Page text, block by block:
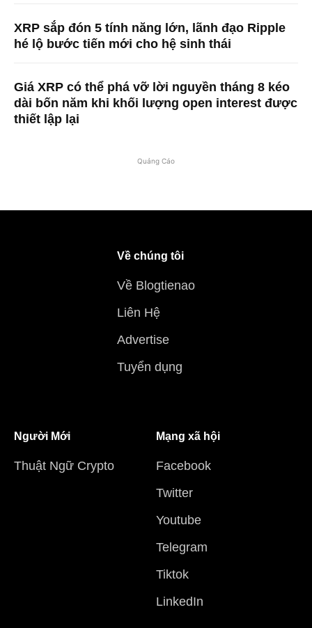
XRP sắp đón 5 tính năng lớn, lãnh đạo Ripple
hé lộ bước tiến mới cho hệ sinh thái
Giá XRP có thể phá vỡ lời nguyền tháng 8 kéo
dài bốn năm khi khối lượng open interest được
thiết lập lại
Quảng Cáo
Về chúng tôi
Về Blogtienao
Liên Hệ
Advertise
Tuyển dụng
Người Mới
Thuật Ngữ Crypto
Mạng xã hội
Facebook
Twitter
Youtube
Telegram
Tiktok
LinkedIn